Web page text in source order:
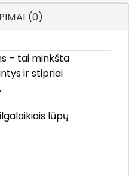
(0)
– tai minkšta
ir stipriai
lūpų